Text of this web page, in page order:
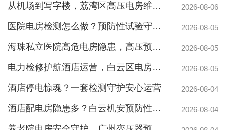
从机场到写字楼，荔湾区高压电房维保公司如何守护电力生命线 2026-08-06
医院电房检测怎么做？预防性试验守护生命线不停摆 2026-08-05
海珠私立医院高危电房隐患，高压预防性试验守护生命线 2026-08-05
电力检修护航酒店运营，白云区电房托管公司实力护航地标建筑 2026-08-05
酒店停电惊魂？一套检测守护安心运营 2026-08-04
酒店配电房隐患多？白云机安预防性检测全解析 2026-08-04